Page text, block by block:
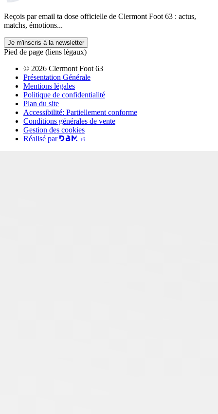
Reçois par email ta dose officielle de Clermont Foot 63 : actus,
matchs, émotions...
Je m'inscris à la newsletter
Pied de page (liens légaux)
© 2026 Clermont Foot 63
Présentation Générale
Mentions légales
Politique de confidentialité
Plan du site
Accessibilité: Partiellement conforme
Conditions générales de vente
Gestion des cookies
Réalisé par